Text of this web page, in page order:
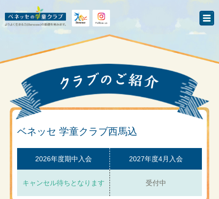
ベネッセ 学童クラブ西馬込
2026年度期中入会
キャンセル待ちとなります
2027年度4月入会
受付中